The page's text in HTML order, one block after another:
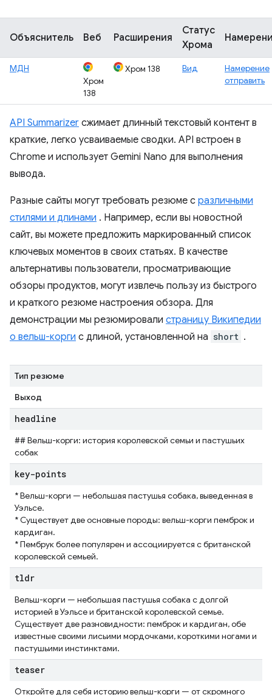
Объяснитель Веб Расширения
Статус
Хрома
МДН
Хром
138
Хром 138 Вид
Намерение
отправить
API Summarizer сжимает длинный текстовый контент в
краткие, легко усваиваемые сводки. API встроен в
Chrome и использует Gemini Nano для выполнения
вывода.
Разные сайты могут требовать резюме с различными
стилями и длинами . Например, если вы новостной
сайт, вы можете предложить маркированный список
ключевых моментов в своих статьях. В качестве
альтернативы пользователи, просматривающие
обзоры продуктов, могут извлечь пользу из быстрого
и краткого резюме настроения обзора. Для
демонстрации мы резюмировали страницу Википедии
о вельш-корги с длиной, установленной на short .
Тип резюме
Выход
headline
## Вельш-корги: история королевской семьи и пастушьих
собак
key-points
* Вельш-корги — небольшая пастушья собака, выведенная в
Уэльсе.
* Существует две основные породы: вельш-корги пемброк и
кардиган.
* Пембрук более популярен и ассоциируется с британской
королевской семьей.
tldr
Вельш-корги — небольшая пастушья собака с долгой
историей в Уэльсе и британской королевской семье.
Существует две разновидности: пемброк и кардиган, обе
известные своими лисьими мордочками, короткими ногами и
пастушьими инстинктами.
teaser
Откройте для себя историю вельш-корги — от скромного